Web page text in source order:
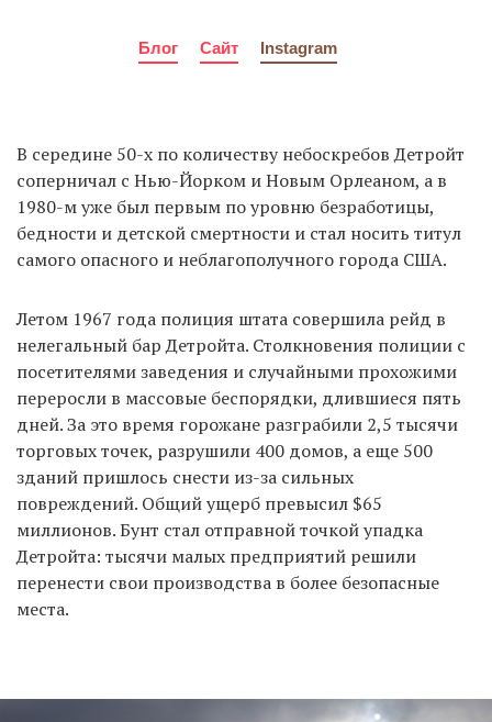
Блог Сайт Instagram
В середине 50-х по количеству небоскребов Детройт
соперничал с Нью-Йорком и Новым Орлеаном, а в
1980-м уже был первым по уровню безработицы,
бедности и детской смертности и стал носить титул
самого опасного и неблагополучного города США.
Летом 1967 года полиция штата совершила рейд в
нелегальный бар Детройта. Столкновения полиции с
посетителями заведения и случайными прохожими
переросли в массовые беспорядки, длившиеся пять
дней. За это время горожане разграбили 2,5 тысячи
торговых точек, разрушили 400 домов, а еще 500
зданий пришлось снести из-за сильных
повреждений. Общий ущерб превысил $65
миллионов. Бунт стал отправной точкой упадка
Детройта: тысячи малых предприятий решили
перенести свои производства в более безопасные
места.